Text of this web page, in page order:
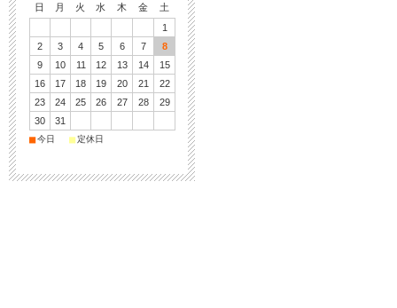
日 月 火 水 木 金
土
1
2
3 4 5 6 7
8
9
10 11 12 13 14
15
16
17 18 19 20 21
22
23
24 25 26 27 28
29
30
31
■今日 ■定休日